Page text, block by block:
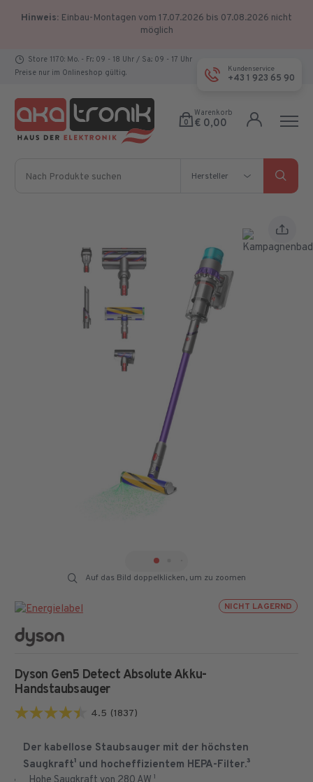
Hinweis: Einbau-Montagen vom 17.07.2026 bis 07.08.2026 nicht
möglich
Store 1170: Mo. - Fr.: 09 - 18 Uhr / Sa.: 09 - 17 Uhr
Preise nur im Onlineshop gültig.
Kundenservice
+43 1 923 65 90
0
Warenkorb
€ 0,00
Hersteller
Auf das Bild doppelklicken, um zu zoomen
NICHT LAGERND
Dyson Gen5 Detect Absolute Akku-
Handstaubsauger
4.5 (1837)
4.5
Sternen.
Der kabellose Staubsauger mit der höchsten
Saugkraft¹ und hocheffizientem HEPA-Filter.³